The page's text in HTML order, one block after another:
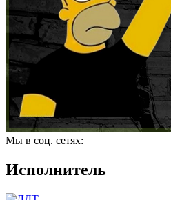
Мы в соц. сетях:
Исполнитель